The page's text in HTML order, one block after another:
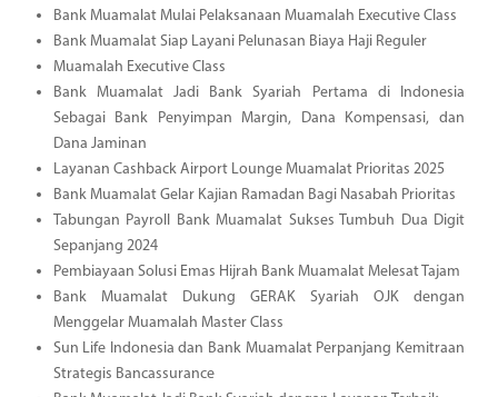
Bank Muamalat Mulai Pelaksanaan Muamalah Executive Class
Bank Muamalat Siap Layani Pelunasan Biaya Haji Reguler
Muamalah Executive Class
Bank Muamalat Jadi Bank Syariah Pertama di Indonesia
Sebagai Bank Penyimpan Margin, Dana Kompensasi, dan
Dana Jaminan
Layanan Cashback Airport Lounge Muamalat Prioritas 2025
Bank Muamalat Gelar Kajian Ramadan Bagi Nasabah Prioritas
Tabungan Payroll Bank Muamalat Sukses Tumbuh Dua Digit
Sepanjang 2024
Pembiayaan Solusi Emas Hijrah Bank Muamalat Melesat Tajam
Bank Muamalat Dukung GERAK Syariah OJK dengan
Menggelar Muamalah Master Class
Sun Life Indonesia dan Bank Muamalat Perpanjang Kemitraan
Strategis Bancassurance